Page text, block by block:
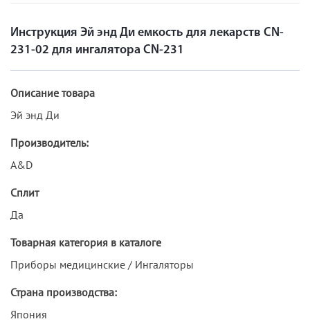
Инструкция Эй энд Ди емкость для лекарств CN-
231-02 для ингалятора CN-231
Описание товара
Эй энд Ди
Производитель:
A&D
Сплит
Да
Товарная категория в каталоге
Приборы медицинские / Ингаляторы
Страна производства:
Япония